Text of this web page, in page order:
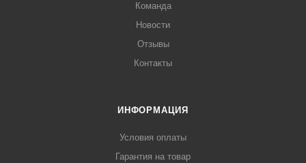
Команда
Новости
Отзывы
Контакты
ИНФОРМАЦИЯ
Условия оплаты
Гарантия на товар